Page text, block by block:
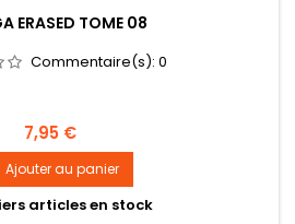
ERASED TOME 08
Commentaire(s): 0
Prix
7,95 €
Ajouter au panier
articles en stock